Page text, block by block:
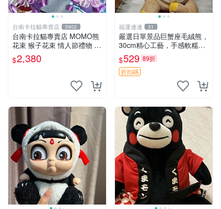
台南卡拉貓專賣店 5902
台南卡拉貓專賣店 MOMO熊
花束 猴子花束 情人節禮物 二
選一 可繡字 可今天寄明天到
$2,380
福運連連 31
嚴選日單景品巨蟹座毛絨熊，
30cm精心工藝，手感軟糯推
薦收藏送人 巨蟹座 毛絨玩具
精緻做工
$529 89折
折扣碼